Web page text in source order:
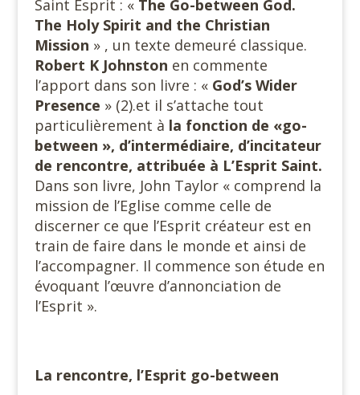
Saint Esprit : « The Go-between God.
The Holy Spirit and the Christian
Mission » , un texte demeuré classique.
Robert K Johnston en commente
l’apport dans son livre : « God’s Wider
Presence » (2).et il s’attache tout
particulièrement à la fonction de «go-
between », d’intermédiaire, d’incitateur
de rencontre, attribuée à L’Esprit Saint.
Dans son livre, John Taylor « comprend la
mission de l’Eglise comme celle de
discerner ce que l’Esprit créateur est en
train de faire dans le monde et ainsi de
l’accompagner. Il commence son étude en
évoquant l’œuvre d’annonciation de
l’Esprit ».
La rencontre, l’Esprit go-between